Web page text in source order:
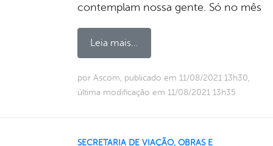
contemplam nossa gente. Só no mês
Leia mais...
por Ascom, publicado em 11/08/2021 13h30,
última modificação em 11/08/2021 13h35
SECRETARIA DE VIAÇÃO, OBRAS E